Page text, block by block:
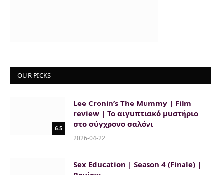
OUR PICKS
6.5
Lee Cronin’s The Mummy | Film
review | Το αιγυπτιακό μυστήριο
στο σύγχρονο σαλόνι
2026-04-22
Sex Education | Season 4 (Finale) |